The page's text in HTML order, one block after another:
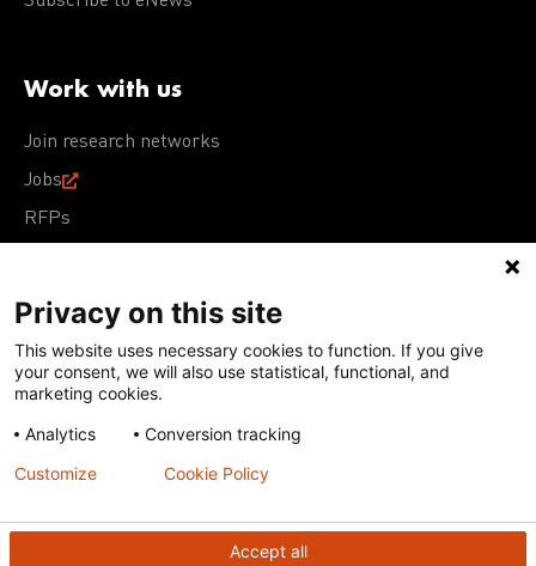
Work with us
Join research networks
Jobs
RFPs
Terms of Use Acceptable Use PolicyPrivacy Policy
Cookie Policy
Our policies
Except for images, films, and trademarks which are
subject to DNDi’s Terms of Use, content on this site is
Creative Commons Attribution-NonCommercial-
ShareAlike 4.0 International license
Privacy on this site
This website uses necessary cookies to function. If you give
your consent, we will also use statistical, functional, and
marketing cookies.
Analytics
Conversion tracking
Accept all
Customize Cookie Policy